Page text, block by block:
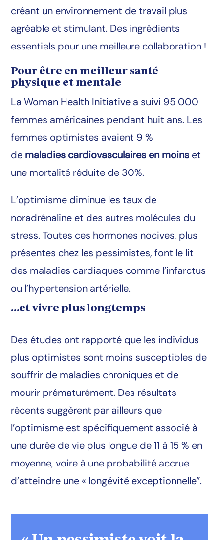
créant un environnement de travail plus
agréable et stimulant. Des ingrédients
essentiels pour une meilleure collaboration !
Pour être en meilleur santé
physique et mentale
La Woman Health Initiative a suivi 95 000
femmes américaines pendant huit ans. Les
femmes optimistes avaient 9 %
de maladies cardiovasculaires en moins et
une mortalité réduite de 30%.
L’optimisme diminue les taux de
noradrénaline et des autres molécules du
stress. Toutes ces hormones nocives, plus
présentes chez les pessimistes, font le lit
des maladies cardiaques comme l’infarctus
ou l’hypertension artérielle.
…et vivre plus longtemps
Des études ont rapporté que les individus
plus optimistes sont moins susceptibles de
souffrir de maladies chroniques et de
mourir prématurément. Des résultats
récents suggèrent par ailleurs que
l’optimisme est spécifiquement associé à
une durée de vie plus longue de 11 à 15 % en
moyenne, voire à une probabilité accrue
d’atteindre une « longévité exceptionnelle”.